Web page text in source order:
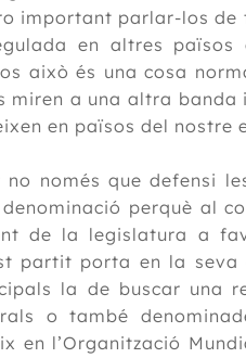
important parlar-los
en altres
això és una cosa
miren a una altra
en països del nostre
només que defensi
perquè al
de la legislatura a
partit porta en la seva
la de buscar una
o també
en l’Organització